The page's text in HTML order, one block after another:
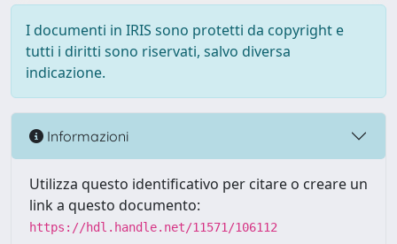
I documenti in IRIS sono protetti da copyright e
tutti i diritti sono riservati, salvo diversa
indicazione.
Informazioni
Utilizza questo identificativo per citare o creare un
link a questo documento:
https://hdl.handle.net/11571/106112